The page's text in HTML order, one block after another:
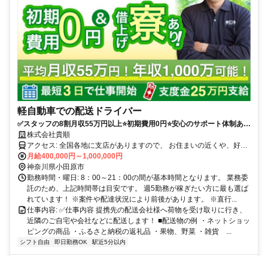
軽自動車での配送ドライバー
✅スタッフの8割月収55万円以上⭐️初期費用0円⭐️安心のサポート体制あり
（車両レンタル/事故対応等）履歴書不要！
株式会社貴順
アクセス: 全国各地に支店がありますので、 お住まいの近くや、好き
な場所で働くことが可能です。 ※自宅から車で通える範囲 ・転勤は
ありません。 ・マイカーかレンタル車両での直行直帰 ・車通勤可
月給400,000円～1,000,000円
神奈川県小田原市
勤務時間・曜日: 8：00～21：00の間が基本時間となります。 業務委
託のため、上記時間帯は目安です。 週5勤務が稼ぎたい方に最も選ば
れています！ ※案件や配達状況により前後があります。 ※直行...
仕事内容: ✅️仕事内容 提携先の配送会社様へ荷物を受け取りに行き、
近隣のご自宅や会社などに配送します！ ■配送物の例 ・ネットショッ
ピングの商品 ・ふるさと納税の返礼品 ・果物、野菜 ・雑貨 ...
シフト自由 即日勤務OK 駅近5分以内